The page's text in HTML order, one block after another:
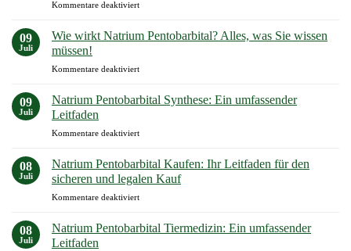
wissen
Kommentare deaktiviertfür
Pentobarbital
in
Anästhesie:
und
09
Juli
Wie wirkt Natrium Pentobarbital? Alles, was Sie wissen
müssen!
Kommentare deaktiviertfür
wirkt
Natrium
Alles,
Sie
wissen
09
Juli
Natrium Pentobarbital Synthese: Ein umfassender
Leitfaden
Kommentare deaktiviertfür
Pentobarbital
Synthese:
Ein
umfassender
08
Juli
Natrium Pentobarbital Kaufen: Ihr Leitfaden für den
sicheren und legalen Kauf
Kommentare deaktiviertfür
Pentobarbital
Kaufen:
08
Juli
Natrium Pentobarbital Tiermedizin: Ein umfassender
Leitfaden